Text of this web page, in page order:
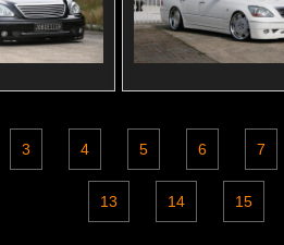
3 4 5 6 7
13 14 15